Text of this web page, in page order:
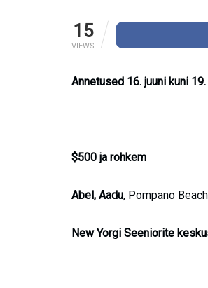
15
VIEWS
Annetused 16. juuni kuni
$500 ja rohkem
Abel, Aadu, Pompano
New Yorgi Seeniorite